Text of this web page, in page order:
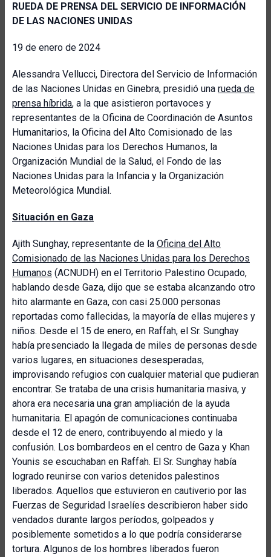
RUEDA DE PRENSA DEL SERVICIO DE INFORMACIÓN
DE LAS NACIONES UNIDAS
19 de enero de 2024
Alessandra Vellucci, Directora del Servicio de Información
de las Naciones Unidas en Ginebra, presidió una rueda de
prensa híbrida, a la que asistieron portavoces y
representantes de la Oficina de Coordinación de Asuntos
Humanitarios, la Oficina del Alto Comisionado de las
Naciones Unidas para los Derechos Humanos, la
Organización Mundial de la Salud, el Fondo de las
Naciones Unidas para la Infancia y la Organización
Meteorológica Mundial.
Situación en Gaza
Ajith Sunghay, representante de la Oficina del Alto
Comisionado de las Naciones Unidas para los Derechos
Humanos (ACNUDH) en el Territorio Palestino Ocupado,
hablando desde Gaza, dijo que se estaba alcanzando otro
hito alarmante en Gaza, con casi 25.000 personas
reportadas como fallecidas, la mayoría de ellas mujeres y
niños. Desde el 15 de enero, en Raffah, el Sr. Sunghay
había presenciado la llegada de miles de personas desde
varios lugares, en situaciones desesperadas,
improvisando refugios con cualquier material que pudieran
encontrar. Se trataba de una crisis humanitaria masiva, y
ahora era necesaria una gran ampliación de la ayuda
humanitaria. El apagón de comunicaciones continuaba
desde el 12 de enero, contribuyendo al miedo y la
confusión. Los bombardeos en el centro de Gaza y Khan
Younis se escuchaban en Raffah. El Sr. Sunghay había
logrado reunirse con varios detenidos palestinos
liberados. Aquellos que estuvieron en cautiverio por las
Fuerzas de Seguridad Israelíes describieron haber sido
vendados durante largos períodos, golpeados y
posiblemente sometidos a lo que podría considerarse
tortura. Algunos de los hombres liberados fueron